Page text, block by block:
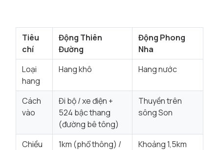
Tiêu
chí
Động Thiên
Đường
Động Phong
Nha
Loại
hang
Hang khô Hang nước
Cách
vào
Đi bộ / xe điện +
524 bậc thang
(đường bê tông)
Thuyền trên
sông Son
Chiều
1km (phổ thông) /
Khoảng 1,5km